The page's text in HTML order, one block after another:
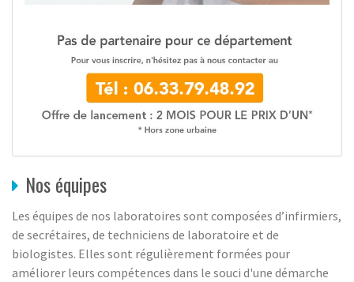
Nos équipes
Les équipes de nos laboratoires sont composées d’infirmiers,
de secrétaires, de techniciens de laboratoire et de
biologistes. Elles sont régulièrement formées pour
améliorer leurs compétences dans le souci d'une démarche